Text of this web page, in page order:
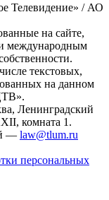
Телевидение» / АО
на сайте,
международным
текстовых,
на данном
Ленинградский
комната 1.
— law@tlum.ru
персональных